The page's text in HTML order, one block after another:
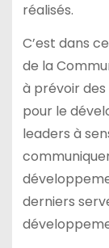
réalisés.
C’est dans
de la
à prévoir
pour le
leaders à
derniers